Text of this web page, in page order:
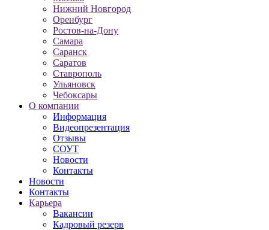
Нижний Новгород
Оренбург
Ростов-на-Дону
Самара
Саранск
Саратов
Ставрополь
Ульяновск
Чебоксары
О компании
Информация
Видеопрезентация
Отзывы
СОУТ
Новости
Контакты
Новости
Контакты
Карьера
Вакансии
Кадровый резерв